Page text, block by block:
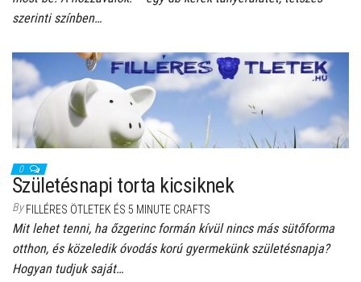
szerinti színben…
0
Születésnapi torta kicsiknek
By FILLÉRES ÖTLETEK ÉS 5 MINUTE CRAFTS
Mit lehet tenni, ha őzgerinc formán kívül nincs más sütőforma
otthon, és közeledik óvodás korú gyermekünk születésnapja?
Hogyan tudjuk saját…